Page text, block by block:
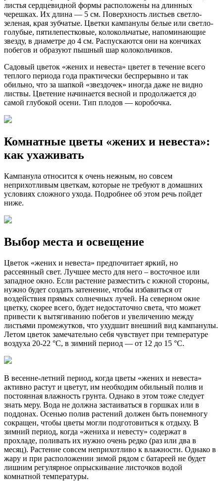
листья сердцевидной формы расположены на длинных
черешках. Их длина — 5 см. Поверхность листьев светло-
зеленая, края зубчатые. Цветки кампанулы белые или светло-
голубые, пятилепестковые, колокольчатые, напоминающие
звезду, в диаметре до 4 см. Распускаются они на кончиках
побегов и образуют пышный шар колокольчиков.
Садовый цветок «жених и невеста» цветет в течение всего
теплого периода года практически беспрерывно и так
обильно, что за шапкой «звездочек» иногда даже не видно
листвы. Цветение начинается весной и продолжается до
самой глубокой осени. Тип плодов — коробочка.
Комнатные цветы «жених и невеста»:
как ухаживать
Кампанула относится к очень нежным, но совсем
неприхотливым цветкам, которые не требуют в домашних
условиях сложного ухода. Подробнее об этом речь пойдет
ниже.
Выбор места и освещение
Цветок «жених и невеста» предпочитает яркий, но
рассеянный свет. Лучшее место для него – восточное или
западное окно. Если растение разместить с южной стороны,
нужно будет создать затенение, чтобы избавиться от
воздействия прямых солнечных лучей. На северном окне
цветку, скорее всего, будет недостаточно света, что может
привести к вытягиванию побегов и увеличению между
листьями промежутков, что ухудшит внешний вид кампанулы.
Летом цветок замечательно себя чувствует при температуре
воздуха 20-22 °C, в зимний период — от 12 до 15 °C.
В весенне-летний период, когда цветы «жених и невеста»
активно растут и цветут, им необходим обильный полив и
постоянная влажность грунта. Однако в этом тоже следует
знать меру. Вода не должна застаиваться в горшках или в
поддонах. Осенью полив растений должен быть понемногу
сокращен, чтобы цветы могли подготовиться к отдыху. В
зимний период, когда «жениха и невесту» содержат в
прохладе, поливать их нужно очень редко (раз или два в
месяц). Растение совсем неприхотливо к влажности. Однако в
жару и при расположении зимой рядом с батареей не будет
лишним регулярное опрыскивание листочков водой
комнатной температуры.